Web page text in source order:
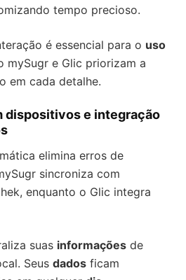
tempo precioso.
é essencial para o uso
mySugr e Glic priorizam a
em cada detalhe.
dispositivos e integração
elimina erros de
sincroniza com
enquanto o Glic integra
suas informações de
Seus dados ficam